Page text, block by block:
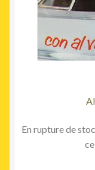
En rupture de